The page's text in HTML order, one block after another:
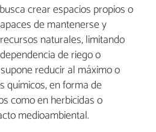
crear espacios propios o
de mantenerse y
naturales, limitando
de riego o
reducir al máximo o
químicos, en forma de
como en herbicidas o
medioambiental.